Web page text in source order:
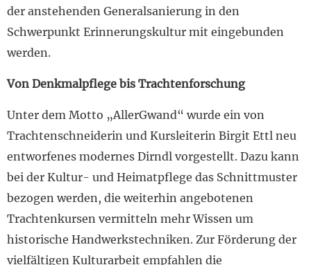
der anstehenden Generalsanierung in den
Schwerpunkt Erinnerungskultur mit eingebunden
werden.
Von Denkmalpflege bis Trachtenforschung
Unter dem Motto „AllerGwand“ wurde ein von
Trachtenschneiderin und Kursleiterin Birgit Ettl neu
entworfenes modernes Dirndl vorgestellt. Dazu kann
bei der Kultur- und Heimatpflege das Schnittmuster
bezogen werden, die weiterhin angebotenen
Trachtenkursen vermitteln mehr Wissen um
historische Handwerkstechniken. Zur Förderung der
vielfältigen Kulturarbeit empfahlen die